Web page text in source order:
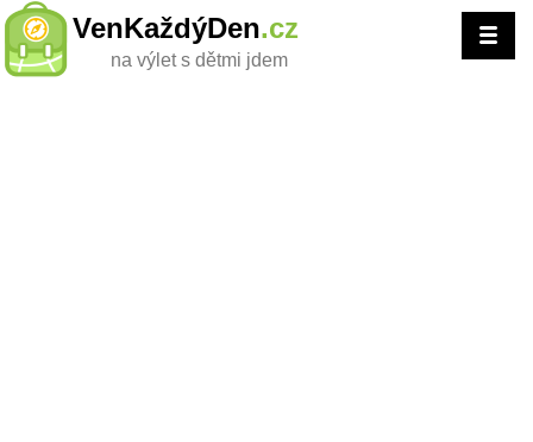
VenKaždýDen.cz
na výlet s dětmi jdem